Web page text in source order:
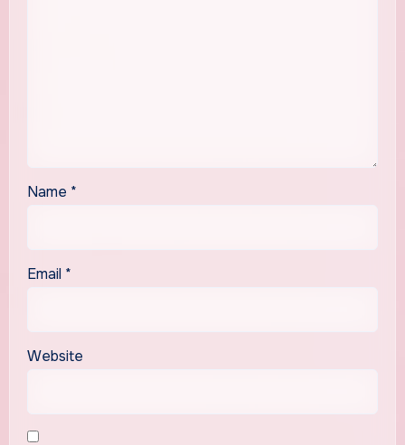
Name *
Email *
Website